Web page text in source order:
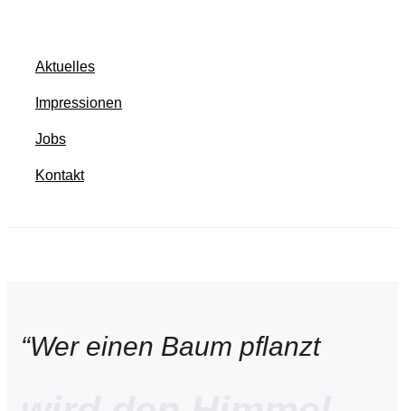
Aktuelles
Impressionen
Jobs
Kontakt
“Wer einen Baum pflanzt